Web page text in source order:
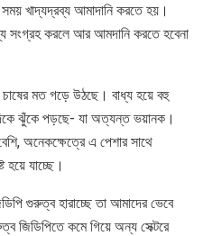
খাদ্যদ্রব্য আমাদানি করতে হয়।
সংগ্রহ করলে আর আমদানি করতে হবেনা
মত গড়ে উঠছে। বাধ্য হয়ে বহু
ঝুঁকে পড়ছে- যা অত্যন্ত ভয়ানক।
অনেকক্ষেত্রে এ পেশার সাথে
হয়ে যাচ্ছে।
গুরুত্ব হারাচ্ছে তা আমাদের ভেবে
জিডিপিতে কমে গিয়ে অন্য সেক্টরে